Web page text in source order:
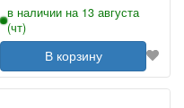
в наличии на 13 августа
(чт)
В корзину